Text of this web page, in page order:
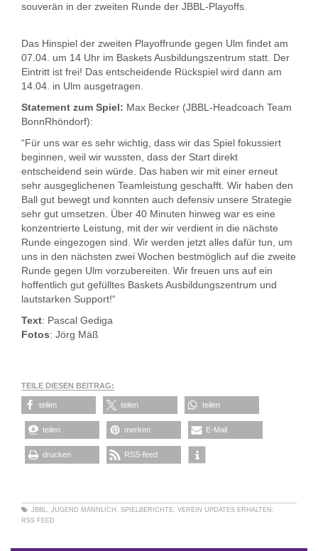
souverän in der zweiten Runde der JBBL-Playoffs.
Das Hinspiel der zweiten Playoffrunde gegen Ulm findet am
07.04. um 14 Uhr im Baskets Ausbildungszentrum statt. Der
Eintritt ist frei! Das entscheidende Rückspiel wird dann am
14.04. in Ulm ausgetragen.
Statement zum Spiel: Max Becker (JBBL-Headcoach Team
BonnRhöndorf):
“Für uns war es sehr wichtig, dass wir das Spiel fokussiert
beginnen, weil wir wussten, dass der Start direkt
entscheidend sein würde. Das haben wir mit einer erneut
sehr ausgeglichenen Teamleistung geschafft. Wir haben den
Ball gut bewegt und konnten auch defensiv unsere Strategie
sehr gut umsetzen. Über 40 Minuten hinweg war es eine
konzentrierte Leistung, mit der wir verdient in die nächste
Runde eingezogen sind. Wir werden jetzt alles dafür tun, um
uns in den nächsten zwei Wochen bestmöglich auf die zweite
Runde gegen Ulm vorzubereiten. Wir freuen uns auf ein
hoffentlich gut gefülltes Baskets Ausbildungszentrum und
lautstarken Support!“
Text: Pascal Gediga
Fotos: Jörg Mäß
TEILE DIESEN BEITRAG:
teilen teilen teilen
teilen merken E-Mail
drucken RSS-feed
JBBL, JUGEND MÄNNLICH , SPIELBERICHTE, VEREIN UPDATES ERHALTEN:
RSS FEED